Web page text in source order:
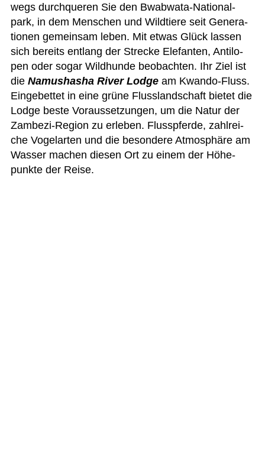
wegs durch­que­ren Sie den Bwab­wata-Natio­nal­
park, in dem Men­schen und Wild­tiere seit Gene­ra­
tio­nen gemein­sam leben. Mit etwas Glück las­sen
sich bereits ent­lang der Stre­cke Ele­fan­ten, Anti­lo­
pen oder sogar Wild­hunde beob­ach­ten. Ihr Ziel ist
die Namus­ha­sha River Lodge am Kwando-Fluss.
Ein­ge­bet­tet in eine grüne Fluss­land­schaft bie­tet die
Lodge beste Vor­aus­set­zun­gen, um die Natur der
Zam­bezi-Region zu erle­ben. Fluss­pferde, zahl­rei­
che Vogel­ar­ten und die beson­dere Atmo­sphäre am
Was­ser machen die­sen Ort zu einem der Höhe­
punkte der Reise.